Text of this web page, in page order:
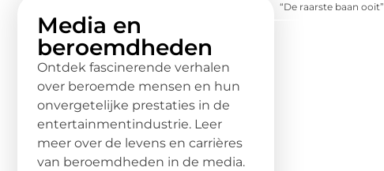
Media en
beroemdheden
Ontdek fascinerende verhalen
over beroemde mensen en hun
onvergetelijke prestaties in de
entertainmentindustrie. Leer
meer over de levens en carrières
van beroemdheden in de media.
“De raarste baan ooit”